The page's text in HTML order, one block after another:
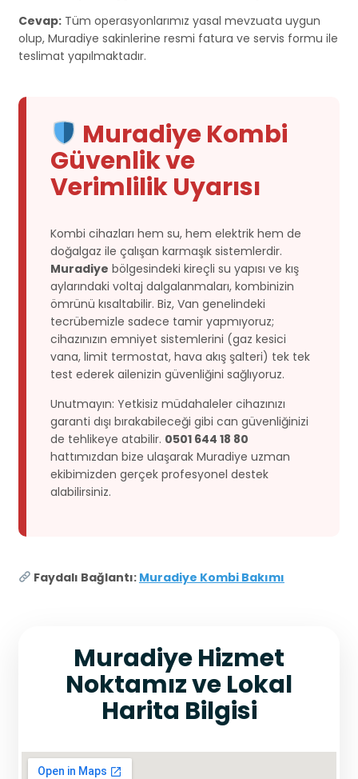
Cevap: Tüm operasyonlarımız yasal mevzuata uygun
olup, Muradiye sakinlerine resmi fatura ve servis formu ile
teslimat yapılmaktadır.
Muradiye Kombi
Güvenlik ve
Verimlilik Uyarısı
Kombi cihazları hem su, hem elektrik hem de
doğalgaz ile çalışan karmaşık sistemlerdir.
Muradiye bölgesindeki kireçli su yapısı ve kış
aylarındaki voltaj dalgalanmaları, kombinizin
ömrünü kısaltabilir. Biz, Van genelindeki
tecrübemizle sadece tamir yapmıyoruz;
cihazınızın emniyet sistemlerini (gaz kesici
vana, limit termostat, hava akış şalteri) tek tek
test ederek ailenizin güvenliğini sağlıyoruz.
Unutmayın: Yetkisiz müdahaleler cihazınızı
garanti dışı bırakabileceği gibi can güvenliğinizi
de tehlikeye atabilir. 0501 644 18 80
hattımızdan bize ulaşarak Muradiye uzman
ekibimizden gerçek profesyonel destek
alabilirsiniz.
Faydalı Bağlantı: Muradiye Kombi Bakımı
Muradiye Hizmet
Noktamız ve Lokal
Harita Bilgisi